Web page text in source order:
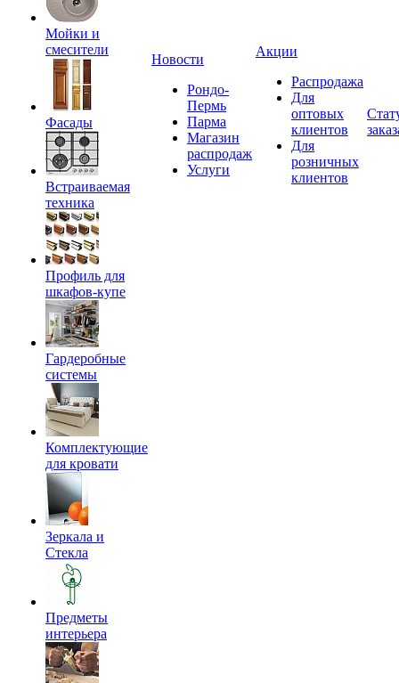
Мойки и
смесители
Фасады
Встраиваемая
техника
Профиль для
шкафов-купе
Гардеробные
системы
Комплектующие
для кровати
Зеркала и
Стекла
Предметы
интерьера
Новости
Рондо-
Пермь
Парма
Магазин
распродаж
Услуги
Акции
Распродажа
Для
оптовых
клиентов
Для
розничных
клиентов